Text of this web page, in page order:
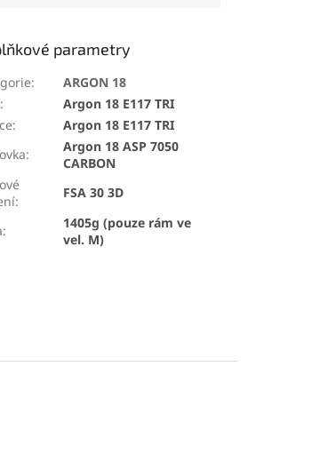
parametry
:
ARGON 18
:
Argon 18 E117 TRI
:
Argon 18 E117 TRI
:
Argon 18 ASP 7050
CARBON
:
FSA 30 3D
:
1405g (pouze rám ve
vel. M)